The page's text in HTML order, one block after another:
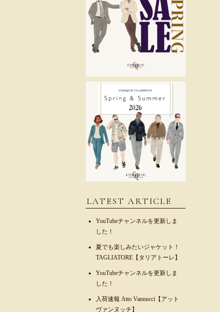
LATEST ARTICLE
YouTubeチャンネルを更新しま
した！
夏でも楽しみたいジャケット！
TAGLIATORE【タリアトーレ】
YouTubeチャンネルを更新しま
した！
入荷速報 Atto Vannucci【アット
ヴァンヌッチ】